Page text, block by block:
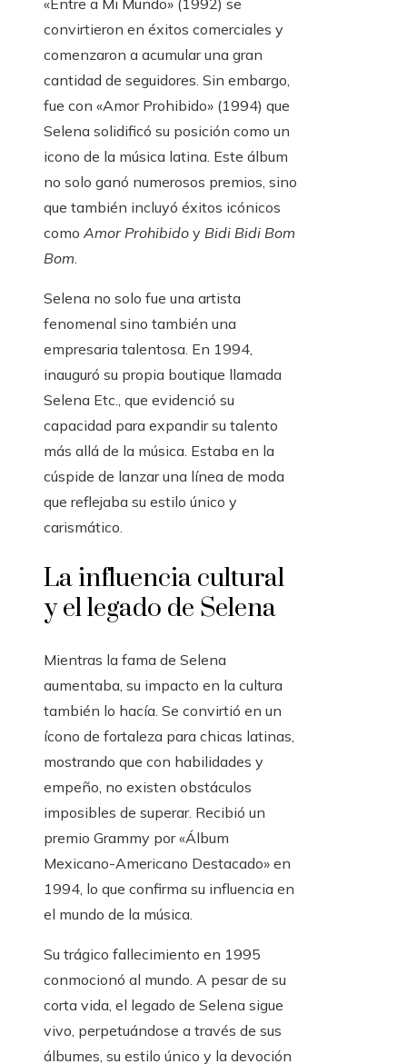
convirtieron en éxitos comerciales y
comenzaron a acumular una gran
cantidad de seguidores. Sin embargo,
fue con «Amor Prohibido» (1994) que
Selena solidificó su posición como un
icono de la música latina. Este álbum
no solo ganó numerosos premios, sino
que también incluyó éxitos icónicos
como Amor Prohibido y Bidi Bidi Bom
Bom
Selena no solo fue una artista
fenomenal sino también una
empresaria talentosa. En 1994,
inauguró su propia boutique llamada
Selena Etc., que evidenció su
capacidad para expandir su talento
más allá de la música. Estaba en la
cúspide de lanzar una línea de moda
que reflejaba su estilo único y
carismático.
La influencia cultural
y el legado de Selena
Mientras la fama de Selena
aumentaba, su impacto en la cultura
también lo hacía. Se convirtió en un
ícono de fortaleza para chicas latinas,
mostrando que con habilidades y
empeño, no existen obstáculos
imposibles de superar. Recibió un
premio Grammy por «Álbum
Mexicano-Americano Destacado» en
1994, lo que confirma su influencia en
el mundo de la música.
Su trágico fallecimiento en 1995
conmocionó al mundo. A pesar de su
corta vida, el legado de Selena sigue
vivo, perpetuándose a través de sus
álbumes, su estilo único y la devoción